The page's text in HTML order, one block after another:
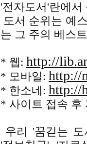
'전자도서'란에서
도서 순위는 예
는 그 주의 베스
* 웹: http://
* 모바일: http://
* 한소네: http://
* 사이트 접속 후
우리 '꿈긷는 도